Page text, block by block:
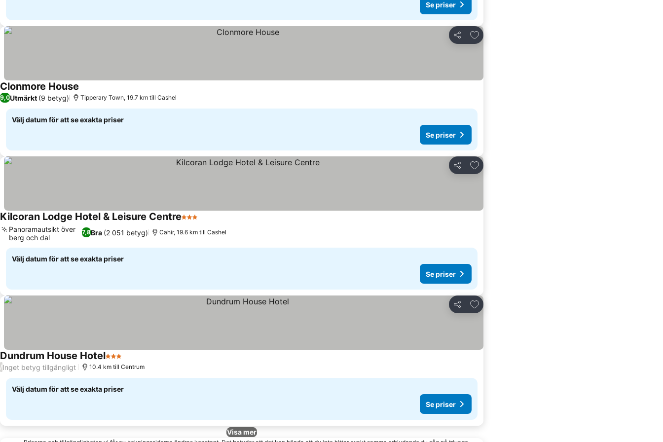
Se priser
Dela
Lägg till i Mina Favoriter
Clonmore House
9,0Utmärkt (9 betyg) Tipperary Town, 19.7 km till Cashel
Välj datum för att se exakta priser
Se priser
Dela
Lägg till i Mina Favoriter
Kilcoran Lodge Hotel & Leisure Centre3 Stjärnor
7,8Bra (2 051 betyg)
Panoramautsikt över
berg och dal
Cahir, 19.6 km till Cashel
Välj datum för att se exakta priser
Se priser
Dela
Lägg till i Mina Favoriter
Dundrum House Hotel3 Stjärnor
/Inget betyg tillgängligt 10.4 km till Centrum
Välj datum för att se exakta priser
Se priser
Visa mer